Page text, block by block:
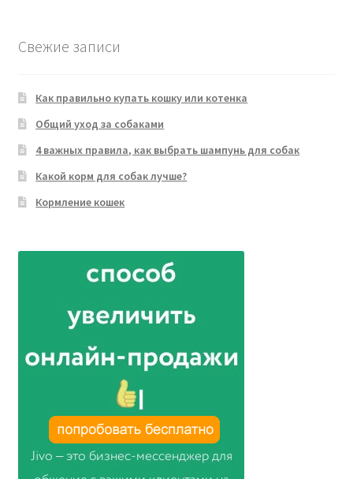
Свежие записи
Как правильно купать кошку или котенка
Общий уход за собаками
4 важных правила, как выбрать шампунь для собак
Какой корм для собак лучше?
Кормление кошек